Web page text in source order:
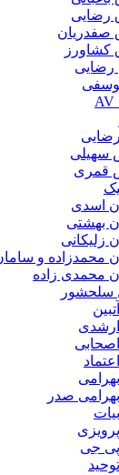
و سامان داداشی